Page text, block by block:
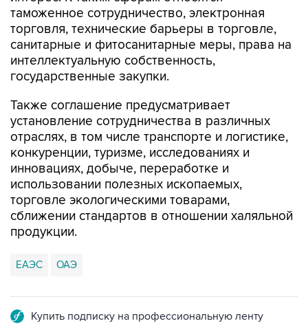
таможенное сотрудничество, электронная
торговля, технические барьеры в торговле,
санитарные и фитосанитарные меры, права на
интеллектуальную собственность,
государственные закупки.
Также соглашение предусматривает
установление сотрудничества в различных
отраслях, в том числе транспорте и логистике,
конкуренции, туризме, исследованиях и
инновациях, добыче, переработке и
использовании полезных ископаемых,
торговле экологическими товарами,
сближении стандартов в отношении халяльной
продукции.
ЕАЭС ОАЭ
Купить подписку на профессиональную ленту